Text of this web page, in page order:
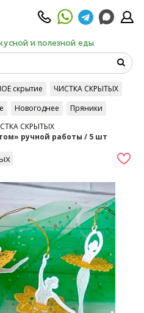
и полезной еды
скрытие
ЧИСТКА СКРЫТЫХ
Новогоднее
Пряники
СКРЫТЫХ
ручной работы / 5 шт